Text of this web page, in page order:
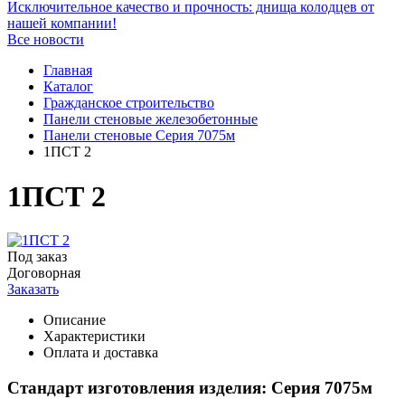
Исключительное качество и прочность: днища колодцев от
нашей компании!
Все новости
Главная
Каталог
Гражданское строительство
Панели стеновые железобетонные
Панели стеновые Серия 7075м
1ПСТ 2
1ПСТ 2
Под заказ
Договорная
Заказать
Описание
Характеристики
Оплата и доставка
Стандарт изготовления изделия: Серия 7075м